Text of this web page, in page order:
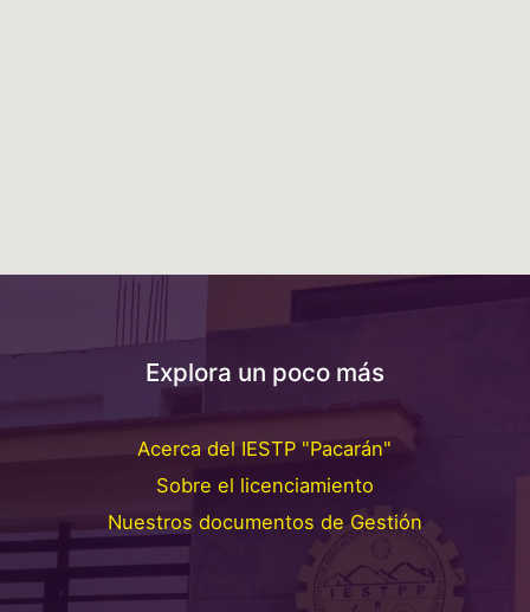
Explora un poco más
Acerca del IESTP "Pacarán"
Sobre el licenciamiento
Nuestros documentos de Gestión